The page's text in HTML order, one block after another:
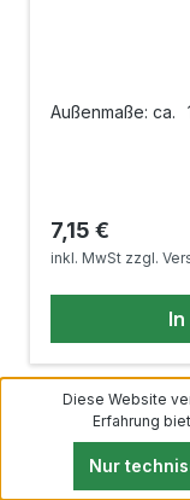
Außenmaße: ca.
Regulärer
7,15 €
inkl. MwSt zzgl.
Ikebana
Diese Website
Erfahrung
Nur